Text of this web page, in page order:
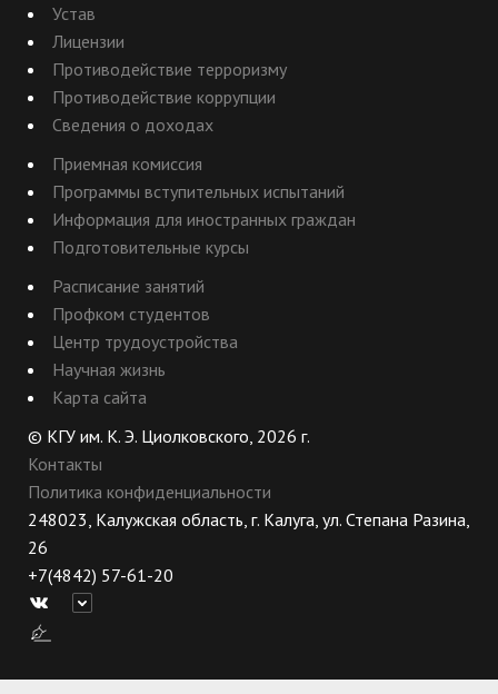
Устав
Лицензии
Противодействие терроризму
Противодействие коррупции
Сведения о доходах
Приемная комиссия
Программы вступительных испытаний
Информация для иностранных граждан
Подготовительные курсы
Расписание занятий
Профком студентов
Центр трудоустройства
Научная жизнь
Карта сайта
© КГУ им. К. Э. Циолковского, 2026 г.
Контакты
Политика конфиденциальности
248023, Калужская область, г. Калуга, ул. Степана Разина,
26
+7(4842) 57-61-20